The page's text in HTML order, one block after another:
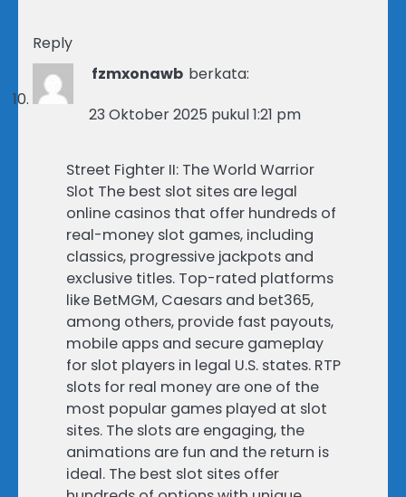
Reply
fzmxonawb berkata:
23 Oktober 2025 pukul 1:21 pm
Street Fighter II: The World Warrior
Slot The best slot sites are legal
online casinos that offer hundreds of
real-money slot games, including
classics, progressive jackpots and
exclusive titles. Top-rated platforms
like BetMGM, Caesars and bet365,
among others, provide fast payouts,
mobile apps and secure gameplay
for slot players in legal U.S. states. RTP
slots for real money are one of the
most popular games played at slot
sites. The slots are engaging, the
animations are fun and the return is
ideal. The best slot sites offer